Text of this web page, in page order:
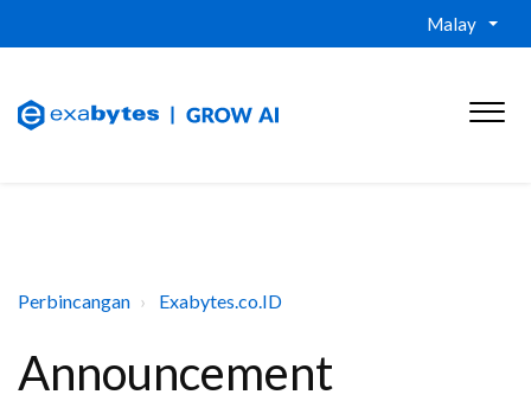
Malay
Perbincangan Exabytes.co.ID
Announcement